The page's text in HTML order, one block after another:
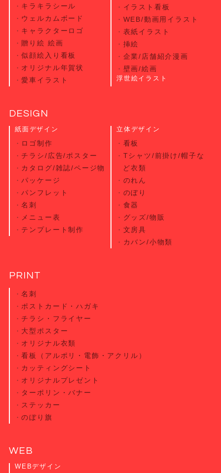
キラキラシール
ウェルカムボード
キャラクターロゴ
贈り絵 絵画
似顔絵入り看板
オリジナル年賀状
愛車イラスト
イラスト看板
WEB/動画用イラスト
表紙イラスト
挿絵
企業/店舗紹介漫画
壁画/絵画
浮世絵イラスト
DESIGN
紙面デザイン
ロゴ制作
チラシ/広告/ポスター
カタログ/雑誌/ページ物
パッケージ
パンフレット
名刺
メニュー表
テンプレート制作
立体デザイン
看板
Tシャツ/前掛け/帽子な
ど衣類
のれん
のぼり
食器
グッズ/物販
文房具
カバン/小物類
PRINT
名刺
ポストカード・ハガキ
チラシ・ フライヤー
大型ポスター
オリジナル衣類
看板（アルポリ・電飾・アクリル）
カッティングシート
オリジナルプレゼント
ターポリン・バナー
ステッカー
のぼり旗
WEB
WEBデザイン